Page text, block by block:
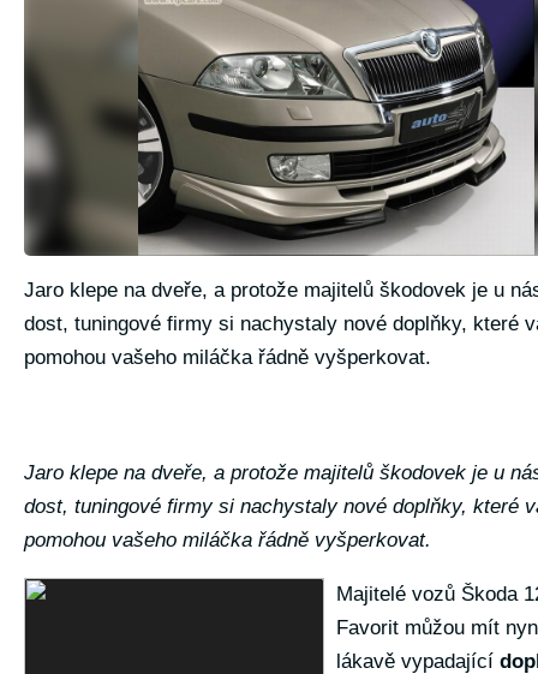
Jaro klepe na dveře, a protože majitelů škodovek je u
dost, tuningové firmy si nachystaly nové doplňky, které
pomohou vašeho miláčka řádně vyšperkovat.
Jaro klepe na dveře, a protože majitelů škodovek je u
dost, tuningové firmy si nachystaly nové doplňky, které
pomohou vašeho miláčka řádně vyšperkovat.
Majitelé vozů Škoda
Favorit můžou mít
lákavě vypadající